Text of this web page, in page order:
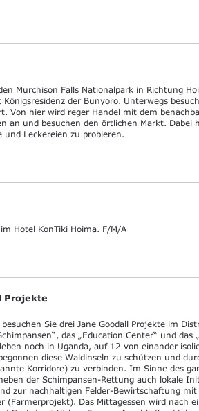
Murchison Falls Nationalpark in Richtung
der Bunyoro. Unterwegs
Von hier wird reger Handel mit dem
an und besuchen den örtlichen Markt. Dabei
und Leckereien zu probieren.
Hotel KonTiki Hoima. F/M/A
Projekte
Sie drei Jane Goodall Projekte im
das „Education Center“ und das
noch in Uganda, auf 12 von einander
diese Waldinseln zu schützen und
Korridore) zu verbinden. Im Sinne des
der Schimpansen-Rettung auch lokale
zur nachhaltigen Felder-Bewirtschaftung
(Farmerprojekt). Das Mittagessen wird nach